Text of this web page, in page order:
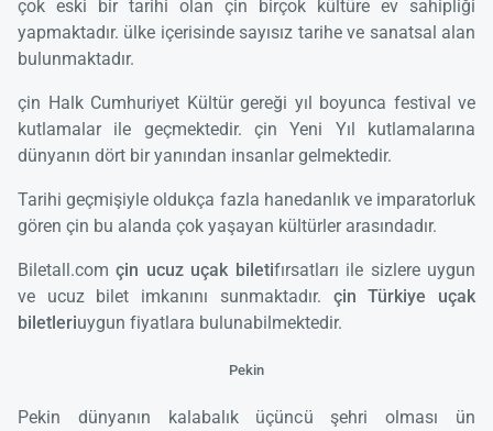
çok eski bir tarihi olan çin birçok kültüre ev sahipliği
yapmaktadır. ülke içerisinde sayısız tarihe ve sanatsal alan
bulunmaktadır.
çin Halk Cumhuriyet Kültür gereği yıl boyunca festival ve
kutlamalar ile geçmektedir. çin Yeni Yıl kutlamalarına
dünyanın dört bir yanından insanlar gelmektedir.
Tarihi geçmişiyle oldukça fazla hanedanlık ve imparatorluk
gören çin bu alanda çok yaşayan kültürler arasındadır.
Biletall.comçin ucuz uçak biletifırsatları ile sizlere uygun
ve ucuz bilet imkanını sunmaktadır. çin Türkiye uçak
biletleriuygun fiyatlara bulunabilmektedir.
Pekin
Pekin dünyanın kalabalık üçüncü şehri olması ün